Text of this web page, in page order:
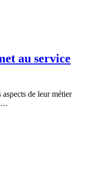
au service
de leur métier